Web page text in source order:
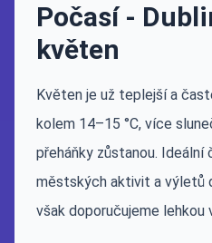
Počasí -
květen
Květen je už teplejší a
kolem 14–15 °C, více
přeháňky zůstanou. Ideální
městských aktivit a výletů
však doporučujeme lehkou